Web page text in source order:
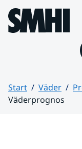
Hoppa till sidans
Start Väder
Väderprognos